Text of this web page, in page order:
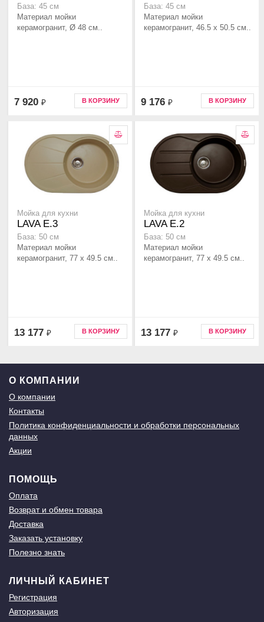
База: 45 см
Материал мойки
керамогранит, Ø 48 см..
7 920 ₽ В КОРЗИНУ
База: 45 см
Материал мойки
керамогранит, 46.5 x 50.5 см..
9 176 ₽ В КОРЗИНУ
Мойка для кухни
LAVA E.3
База: 50 см
Материал мойки
керамогранит, 77 x 49.5 см..
13 177 ₽ В КОРЗИНУ
Мойка для кухни
LAVA E.2
База: 50 см
Материал мойки
керамогранит, 77 x 49.5 см..
13 177 ₽ В КОРЗИНУ
О КОМПАНИИ
О компании
Контакты
Политика конфиденциальности и обработки персональных
данных
Акции
ПОМОЩЬ
Оплата
Возврат и обмен товара
Доставка
Заказать установку
Полезно знать
ЛИЧНЫЙ КАБИНЕТ
Регистрация
Авторизация